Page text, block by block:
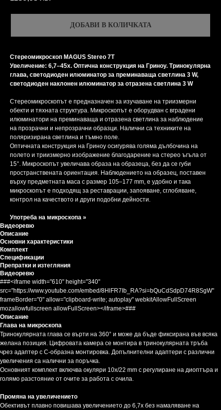
ДОБАВИ В КОЛИЧКАТА
Стереомикроскоп MAGUS Stereo 7T
Увеличение: 6,7–45x. Оптична конструкция на Гриноу. Тринокулярна
глава, светодиоден илюминатор за преминаваща светлина 3 W,
светодиоден наклонен илюминатор за отразена светлина 3 W
Стереомикроскопът е предназначен за изучаване на триизмерни
обекти и тяхната структура. Микроскопът е оборудван с вградени
илюминатори на преминаваща и отразена светлина за наблюдение
на прозрачни и непрозрачни образци. Налични са техниките на
поляризирана светлина и тъмно поле.
Оптичната конструкция на Гриноу осигурява голяма дълбочина на
полето и триизмерно изображение благодарение на стерео ъгъла от
15°. Микроскопът увеличава образа на образеца, без да се губи
пространствената ориентация. Наблюдението на образец, поставен
върху предметната маса с размер 105–177 mm, е удобно и така
микроскопът е подходящ за реставрации, запояване, сглобяване,
контрол на качеството и други подобни дейности.
Употреба на микроскопа »
Видеоревю
Описание
Основни характеристики
Комплект
Спецификации
Препратки и изтегляния
Видеоревю
###<iframe width="610" height="340"
src="https://www.youtube.com/embed/8HlFR7Ib_RA?si=bQuCdSdpD74R8SgW"
frameBorder="0" allow="clipboard-write; autoplay" webkitAllowFullScreen
mozallowfullscreen allowFullScreen></iframe>###
Описание
Глава на микроскопа
Тринокулярната глава се върти на 360° и може да бъде фиксирана във всяка
желана позиция. Цифровата камера се монтира в тринокулярната тръба
чрез адаптер с C-образна монтировка. Допълнителни адаптери с различни
увеличения са налични за поръчка.
Основният комплект включва окуляри 10x/22 mm с регулиране на диоптъра и
голямо разстояние от очите за работа с очила.
Промяна на увеличението
Обективът плавно повишава увеличението до 6,7x без намаляване на